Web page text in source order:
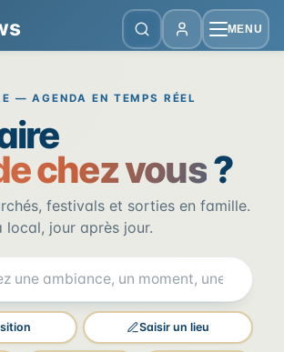
MENU
— Événements de la
— AGENDA EN TEMPS RÉEL
chez vous?
festivals et sorties en famille.
local, jour après jour.
Saisir un lieu